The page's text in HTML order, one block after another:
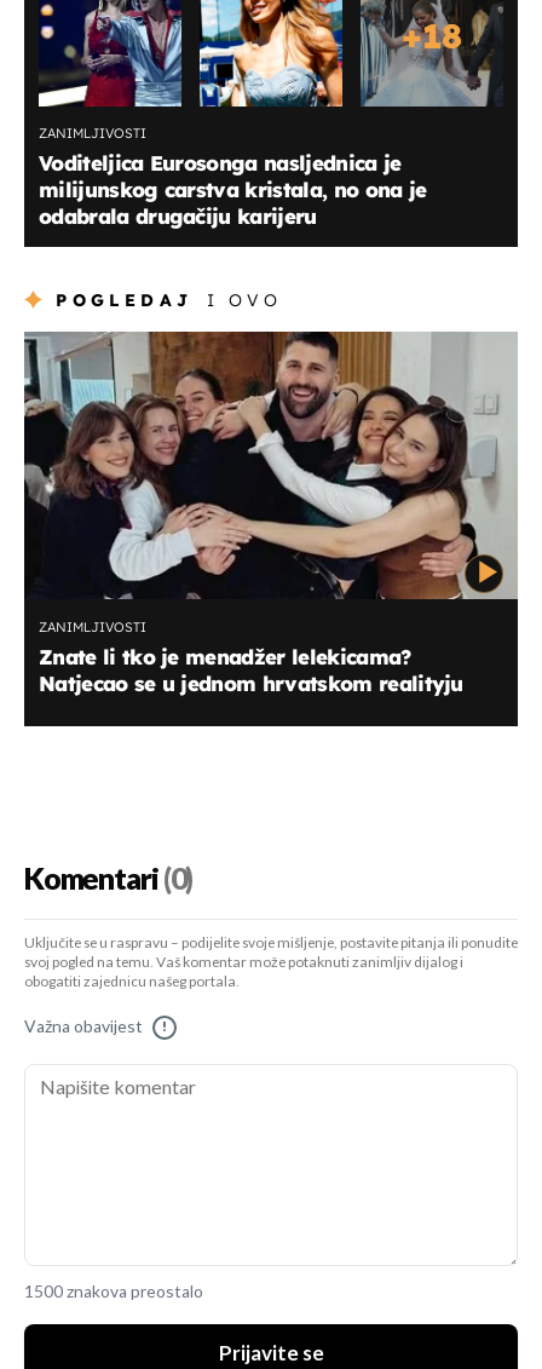
+18
ZANIMLJIVOSTI
Voditeljica Eurosonga nasljednica je
milijunskog carstva kristala, no ona je
odabrala drugačiju karijeru
POGLEDAJ I OVO
ZANIMLJIVOSTI
Znate li tko je menadžer lelekicama?
Natjecao se u jednom hrvatskom realityju
Komentari(0)
Uključite se u raspravu – podijelite svoje mišljenje, postavite pitanja ili ponudite
svoj pogled na temu. Vaš komentar može potaknuti zanimljiv dijalog i
obogatiti zajednicu našeg portala.
Važna obavijest !
1500 znakova preostalo
Prijavite se